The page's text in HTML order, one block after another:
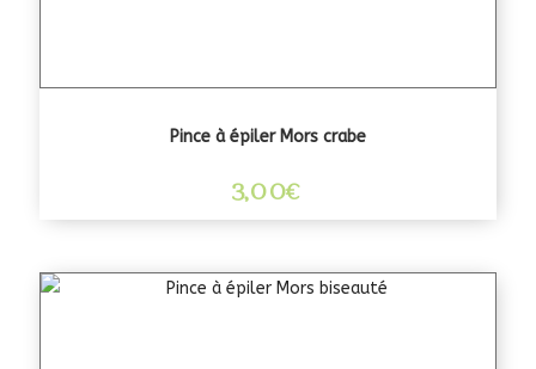
Pince à épiler Mors crabe
3,00€